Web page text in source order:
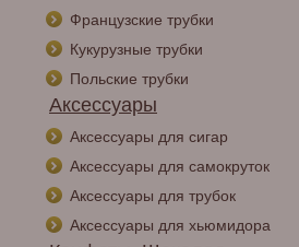
Французские трубки
Кукурузные трубки
Польские трубки
Аксессуары
Аксессуары для сигар
Аксессуары для самокруток
Аксессуары для трубок
Аксессуары для хьюмидора